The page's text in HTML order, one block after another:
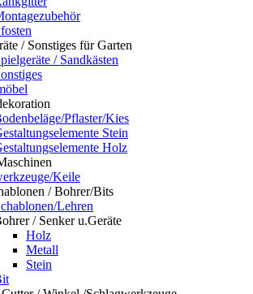
/ Sonstiges für Garten
/ Sandkästen
Pflaster/Kies
Stein
Holz
Keile
/ Bohrer/Bits
Lehren
/ Senker u.Geräte
Holz
Metall
Stein